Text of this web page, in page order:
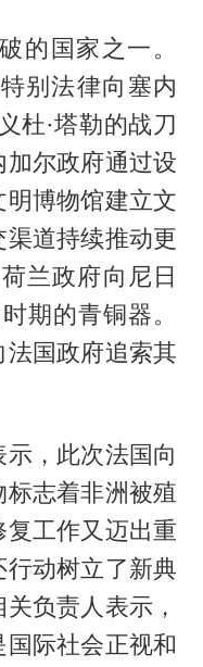
的国家之一。
别法律向塞内
杜·塔勒的战刀
尔政府通过设
博物馆建立文
道持续推动更
兰政府向尼日
期的青铜器。
国政府追索其
，此次法国向
志着非洲被殖
工作又迈出重
动树立了新典
负责人表示，
际社会正视和